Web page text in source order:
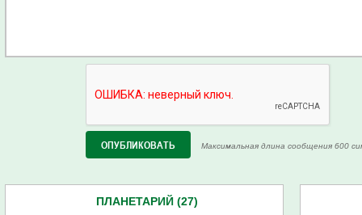
Максимальная длина сообщения 600
ПЛАНЕТАРИЙ (27)